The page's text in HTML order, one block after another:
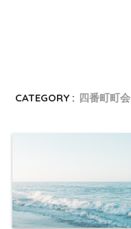
CATEGORY : 四番町町会